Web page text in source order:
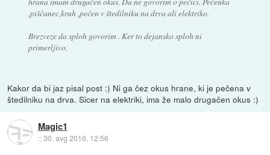
,piščanec,kruh ,pečen v štedilniku na drva ali elektriko.
Brezveze da sploh govorim . Ker to dejansko sploh ni
primerljivo.
Kakor da bi jaz pisal post :) Ni ga čez okus hrane, ki je pečena v
štedilniku na drva. Sicer na elektriki, ima že malo drugačen okus :)
Magic1
::30. avg 2016, 12:56